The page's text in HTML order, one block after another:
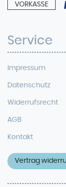
VORKASSE
Service
Impressum
Datenschutz
Widerrufsrecht
AGB
Kontakt
Vertrag